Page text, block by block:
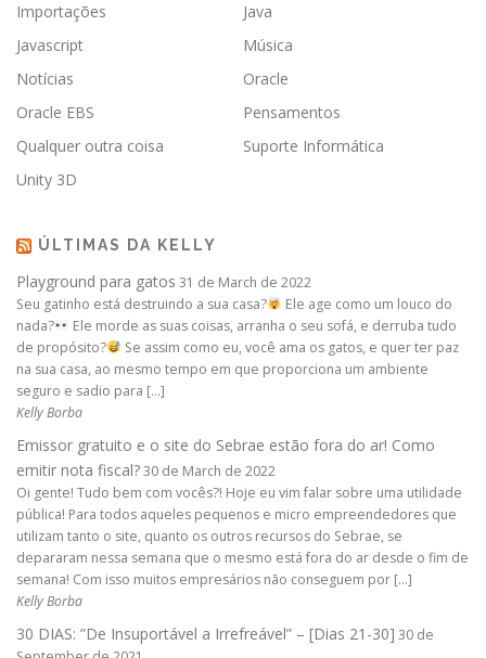
Importações
Java
Javascript
Música
Notícias
Oracle
Oracle EBS
Pensamentos
Qualquer outra coisa
Suporte Informática
Unity 3D
ÚLTIMAS DA KELLY
Playground para gatos 31 de March de 2022
Seu gatinho está destruindo a sua casa?
Ele age como um louco do
nada?
Ele morde as suas coisas, arranha o seu sofá, e derruba tudo
de propósito?
Se assim como eu, você ama os gatos, e quer ter paz
na sua casa, ao mesmo tempo em que proporciona um ambiente
seguro e sadio para […]
Kelly Borba
Emissor gratuito e o site do Sebrae estão fora do ar! Como
emitir nota fiscal?30 de March de 2022
Oi gente! Tudo bem com vocês?! Hoje eu vim falar sobre uma utilidade
pública! Para todos aqueles pequenos e micro empreendedores que
utilizam tanto o site, quanto os outros recursos do Sebrae, se
depararam nessa semana que o mesmo está fora do ar desde o fim de
semana! Com isso muitos empresários não conseguem por […]
Kelly Borba
30 DIAS: ”De Insuportável a Irrefreável” – [Dias 21-30] 30 de